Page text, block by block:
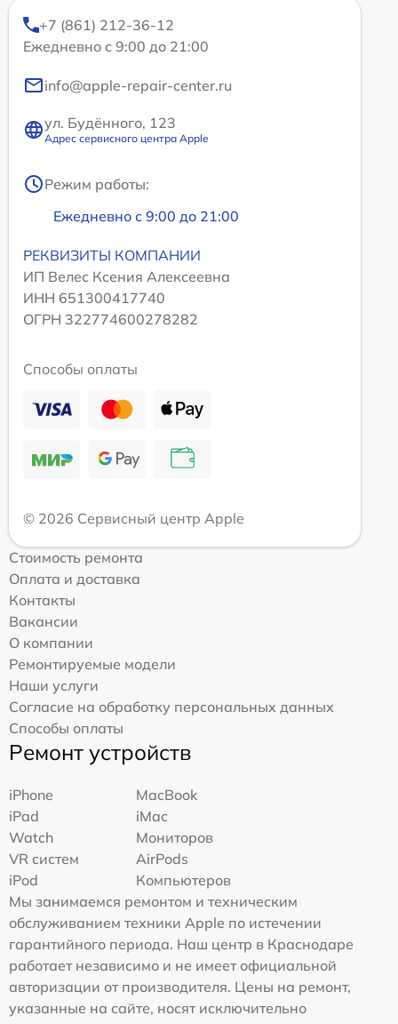
+7 (861) 212-36-12
Ежедневно с 9:00 до 21:00
info@apple-repair-center.ru
ул. Будённого, 123
Адрес сервисного центра Apple
Режим работы:
Ежедневно с 9:00 до 21:00
РЕКВИЗИТЫ КОМПАНИИ
ИП Велес Ксения Алексеевна
ИНН 651300417740
ОГРН 322774600278282
Способы оплаты
© 2026 Сервисный центр Apple
Стоимость ремонта
Оплата и доставка
Контакты
Вакансии
О компании
Ремонтируемые модели
Наши услуги
Согласие на обработку персональных данных
Способы оплаты
Ремонт устройств
iPhone
MacBook
iPad
iMac
Watch
Мониторов
VR систем
AirPods
iPod
Компьютеров
Мы занимаемся ремонтом и техническим
обслуживанием техники Apple по истечении
гарантийного периода. Наш центр в Краснодаре
работает независимо и не имеет официальной
авторизации от производителя. Цены на ремонт,
указанные на сайте, носят исключительно